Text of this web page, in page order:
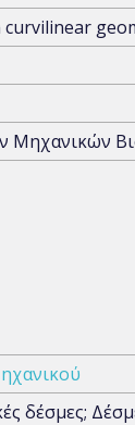
Μηχανικών
δέσμες;